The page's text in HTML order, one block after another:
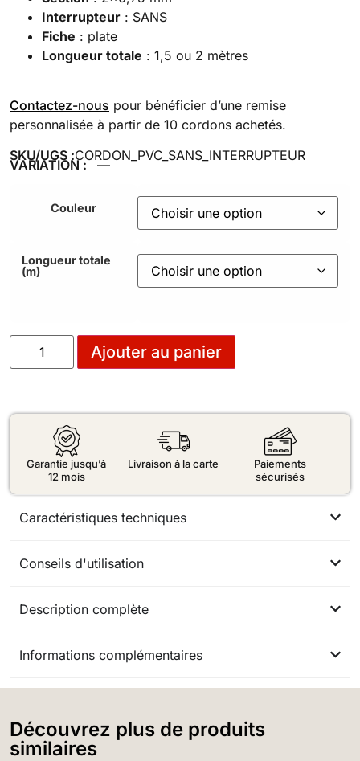
Interrupteur : SANS
Fiche : plate
Longueur totale : 1,5 ou 2 mètres
Contactez-nous pour bénéficier d’une remise
personnalisée à partir de 10 cordons achetés.
SKU/UGS :CORDON_PVC_SANS_INTERRUPTEUR
VARIATION : —
Couleur
Longueur totale
(m)
Ajouter au panier
Garantie jusqu’à
12 mois
Livraison à la carte
Paiements
sécurisés
Caractéristiques techniques
Conseils d'utilisation
Description complète
Informations complémentaires
Découvrez plus de produits
similaires